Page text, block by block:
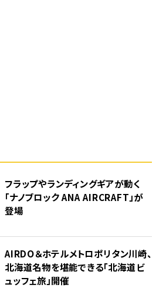
フラップやランディングギアが動く
「ナノブロック ANA AIRCRAFT」が
登場
AIRDO＆ホテルメトロポリタン川崎、
北海道名物を堪能できる「北海道ビ
ュッフェ旅」開催